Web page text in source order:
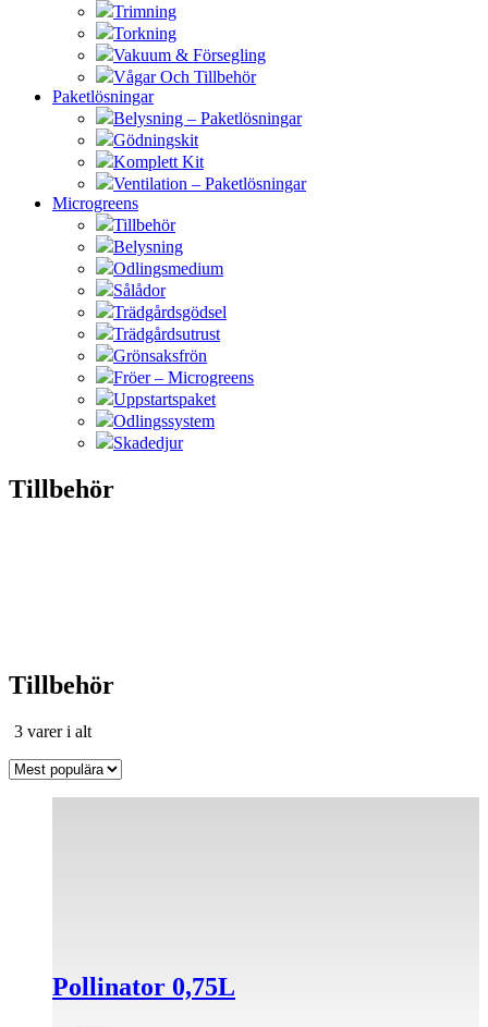
Trimning
Torkning
Vakuum & Försegling
Vågar Och Tillbehör
Paketlösningar
Belysning – Paketlösningar
Gödningskit
Komplett Kit
Ventilation – Paketlösningar
Microgreens
Tillbehör
Belysning
Odlingsmedium
Sålådor
Trädgårdsgödsel
Trädgårdsutrust
Grönsaksfrön
Fröer – Microgreens
Uppstartspaket
Odlingssystem
Skadedjur
Tillbehör
Tillbehör
3 varer i altSortera
popularitet
Pollinator 0,75L